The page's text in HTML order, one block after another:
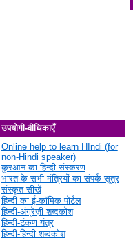
उपयोगी-वीथिकाएँ
Online help to learn HIndi (for
non-Hindi speaker)
कुरआन का हिन्दी-संस्करण
भारत के सभी मंत्रियों का संपर्क-सूत्र
संस्कृत सीखें
हिन्दी का ई-कॉमिक पोर्टल
हिन्दी-अंग्रेज़ी शब्दकोश
हिन्दी-टंकण यंत्र
हिन्दी-हिन्दी शब्दकोश